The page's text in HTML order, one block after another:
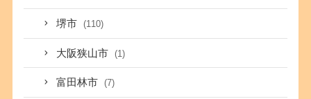
堺市 (110)
大阪狭山市 (1)
富田林市 (7)